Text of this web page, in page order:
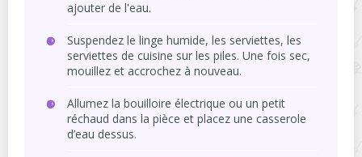
ajouter de l'eau.
Suspendez le linge humide, les serviettes, les
serviettes de cuisine sur les piles. Une fois sec,
mouillez et accrochez à nouveau.
Allumez la bouilloire électrique ou un petit
réchaud dans la pièce et placez une casserole
d’eau dessus.